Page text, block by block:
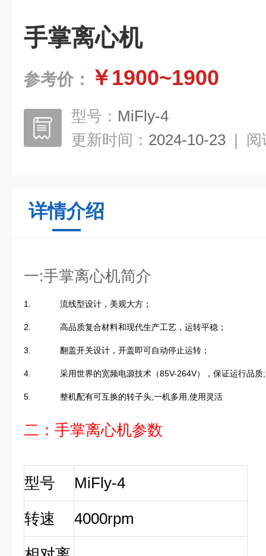
手掌离心机
参考价： ￥1900~1900
型号： MiFly-4
更新时间： 2024-10-23 | 阅
详情介绍
一:手掌离心机简介
1. 流线型设计，美观大方；
2. 高品质复合材料和现代生产工艺，运转平稳；
3. 翻盖开关设计，开盖即可自动停止运转；
4. 采用世界的宽频电源技术（85V-264V），保证运行品质;
5. 整机配有可互换的转子头,一机多用,使用灵活
二：手掌离心机参数
型号
MiFly-4
转速
4000rpm